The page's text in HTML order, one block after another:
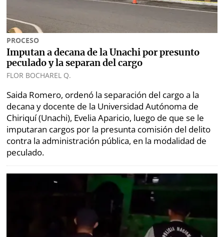
Kiosko
digital
Luctuosas
lector
Buenas
OTROS
SITIOS
Metro Mi
Diario
PROCESO
Imputan a decana de la Unachi por presunto
peculado y la separan del cargo
FLOR BOCHAREL Q.
Saida Romero, ordenó la separación del cargo a la
decana y docente de la Universidad Autónoma de
Chiriquí (Unachi), Evelia Aparicio, luego de que se le
imputaran cargos por la presunta comisión del delito
contra la administración pública, en la modalidad de
peculado.